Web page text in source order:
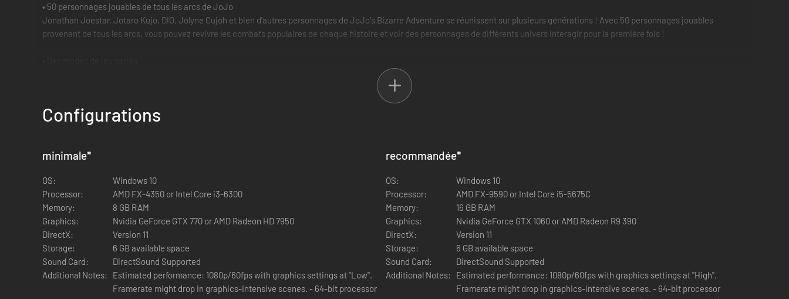
• 50 personnages jouables de tous les arcs de JoJo
Jonathan Joestar, Jotaro Kujo, DIO, Jolyne Cujoh et bien d'autres personnages de JoJo's Bizarre Adventure se réunissent sur plusieurs générations ! Avec 50 personnages jouables
provenant de tous les arcs, vous pouvez revivre les combats populaires de chaque histoire et voir des personnages de différents univers interagir pour la première fois !
JoJo's Bizarre Adventure: All-Star Battle R propose les modes de jeu All-Star Battle, Arcade, En ligne, Versus, Entraînement et Galerie. Le mode principal, All-Star Battle, comprend non
seulement des affrontements entre personnages du jeu original, mais aussi de tout nouveaux combats uniques à All-Star Battle R. Participez à plus de 100 combats aux conditions et
paramètres variés. Ce mode propose également des apparences spéciales pour les personnages et des illustrations uniques pouvant être admirées dans le mode Galerie.
• Comment le jeu a-t-il évolué depuis l'opus All-Star Battle original ?
l'ajout de frappes bloquantes et de ruées aériennes. Avec ses nouveaux enregistrements audio des doubleurs de la Partie 6, l'atmosphère de l'anime est parfaitement retranscrite. Le jeu
Configurations
minimale*
OS:
Windows 10
Processor:
AMD FX-4350 or Intel Core i3-6300
Memory:
8 GB RAM
Graphics:
Nvidia GeForce GTX 770 or AMD Radeon HD 7950
DirectX:
Version 11
Storage:
6 GB available space
Sound Card:
DirectSound Supported
Additional Notes:
Estimated performance: 1080p/60fps with graphics settings at "Low".
Framerate might drop in graphics-intensive scenes. - 64-bit processor
recommandée*
OS:
Windows 10
Processor:
AMD FX-9590 or Intel Core i5-5675C
Memory:
16 GB RAM
Graphics:
Nvidia GeForce GTX 1060 or AMD Radeon R9 390
DirectX:
Version 11
Storage:
6 GB available space
Sound Card:
DirectSound Supported
Additional Notes:
Estimated performance: 1080p/60fps with graphics settings at "High".
Framerate might drop in graphics-intensive scenes. - 64-bit processor